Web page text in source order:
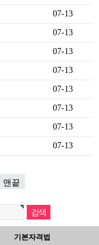
07-13
07-13
07-13
07-13
07-13
07-13
07-13
07-13
맨끝
기본자격법